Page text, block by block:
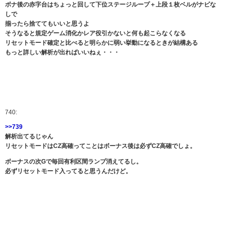
ボナ後の赤字台はちょっと回して下位ステージループ＋上段１枚ベルがナビな
しで
揃ったら捨ててもいいと思うよ
そうなると規定ゲーム消化かレア役引かないと何も起こらなくなる
リセットモード確定と比べると明らかに弱い挙動になるときが結構ある
もっと詳しい解析が出ればいいねぇ・・・
740:
>>739
解析出てるじゃん
リセットモードはCZ高確ってことはボーナス後は必ずCZ高確でしょ。
ボーナスの次Gで毎回有利区間ランプ消えてるし。
必ずリセットモード入ってると思うんだけど。